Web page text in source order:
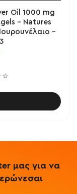
Oil 1000 mg
- Natures
-
μας για να